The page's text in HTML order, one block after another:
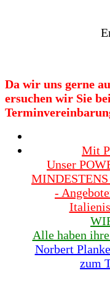
Da wir uns gerne
ersuchen wir Sie bei
Mit
Unser
-
Alle haben
Norbert
zum